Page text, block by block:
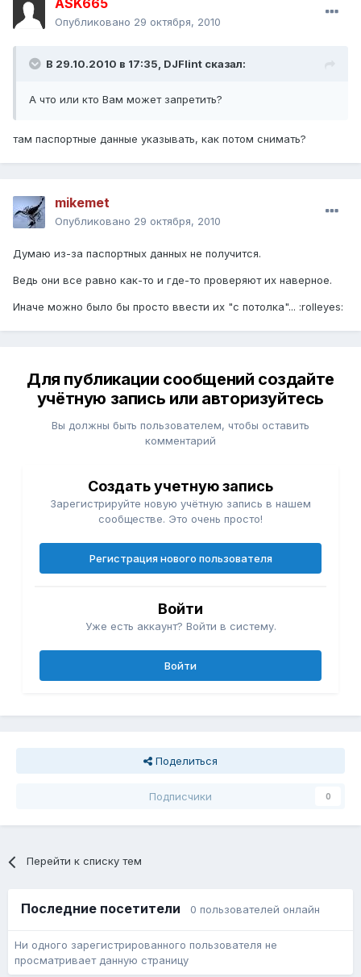
ASK665
Опубликовано 29 октября, 2010
В 29.10.2010 в 17:35, DJFlint сказал:
А что или кто Вам может запретить?
там паспортные данные указывать, как потом снимать?
mikemet
Опубликовано 29 октября, 2010
Думаю из-за паспортных данных не получится.
Ведь они все равно как-то и где-то проверяют их наверное.
Иначе можно было бы просто ввести их "с потолка"... :rolleyes:
Для публикации сообщений создайте
учётную запись или авторизуйтесь
Вы должны быть пользователем, чтобы оставить
комментарий
Создать учетную запись
Зарегистрируйте новую учётную запись в нашем
сообществе. Это очень просто!
Регистрация нового пользователя
Войти
Уже есть аккаунт? Войти в систему.
Войти
Поделиться
Подписчики 0
Перейти к списку тем
Последние посетители 0 пользователей онлайн
Ни одного зарегистрированного пользователя не
просматривает данную страницу